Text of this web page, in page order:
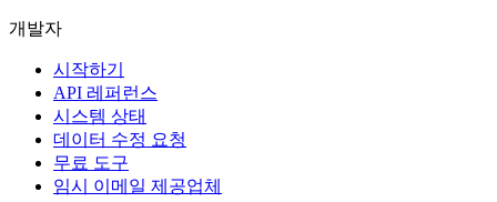
개발자
시작하기
API 레퍼런스
시스템 상태
데이터 수정 요청
무료 도구
임시 이메일 제공업체